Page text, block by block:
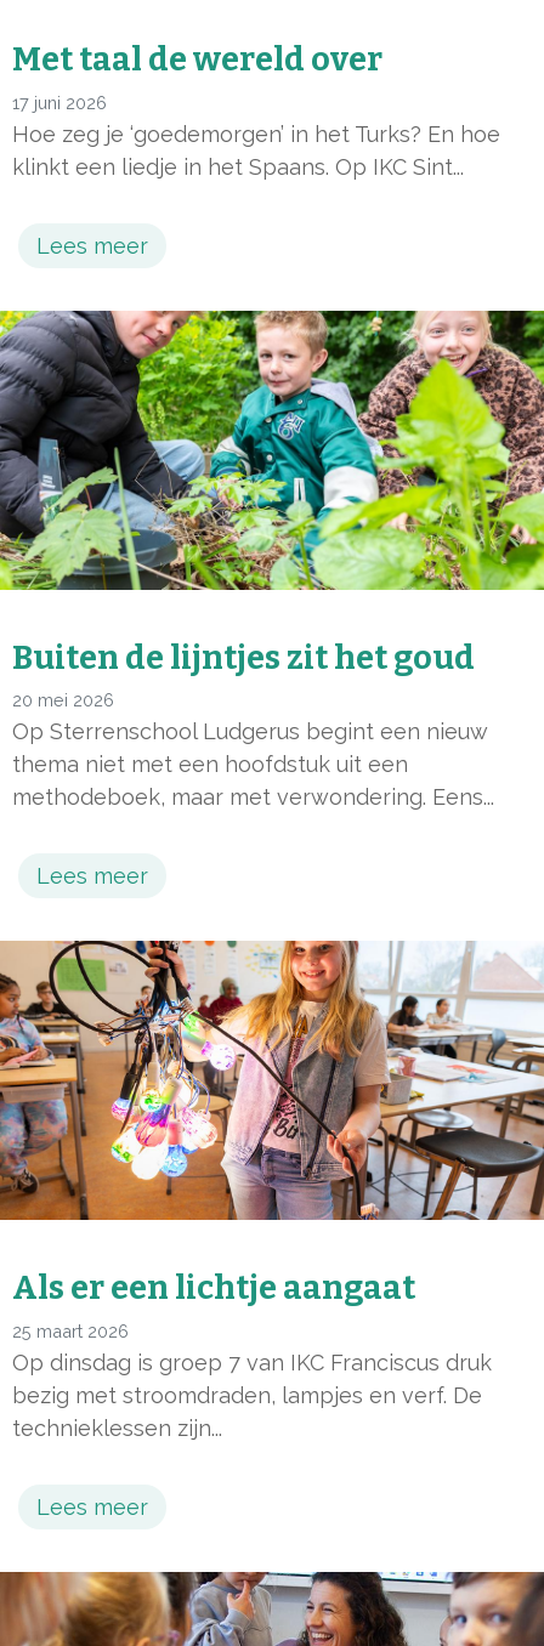
Met taal de wereld over
17 juni 2026
Hoe zeg je ‘goedemorgen’ in het Turks? En hoe
klinkt een liedje in het Spaans. Op IKC Sint...
Lees meer
Buiten de lijntjes zit het goud
20 mei 2026
Op Sterrenschool Ludgerus begint een nieuw
thema niet met een hoofdstuk uit een
methodeboek, maar met verwondering. Eens...
Lees meer
Als er een lichtje aangaat
25 maart 2026
Op dinsdag is groep 7 van IKC Franciscus druk
bezig met stroomdraden, lampjes en verf. De
technieklessen zijn...
Lees meer